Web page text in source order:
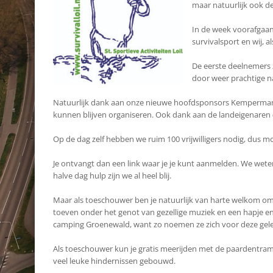
maar natuurlijk ook
In de week
survivalsport en wij,
De eerste
door weer prachtige
Natuurlijk dank aan onze nieuwe hoofdsponsors
kunnen blijven organiseren. Ook dank aan de
Op de dag zelf hebben we ruim 100 vrijwilligers nodig, dus
Je ontvangt dan een link waar je je kunt aanmelden. We
halve dag hulp zijn we al heel blij.
Maar als toeschouwer ben je natuurlijk van harte welkom
toeven onder het genot van gezellige muziek en een hapje
camping Groenewald, want zo noemen ze zich voor deze
Als toeschouwer kun je gratis meerijden met de
veel leuke hindernissen gebouwd.